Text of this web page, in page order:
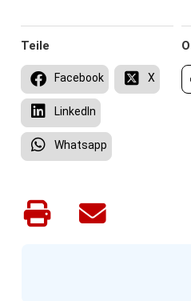
Teile
Facebook X
LinkedIn
Whatsapp